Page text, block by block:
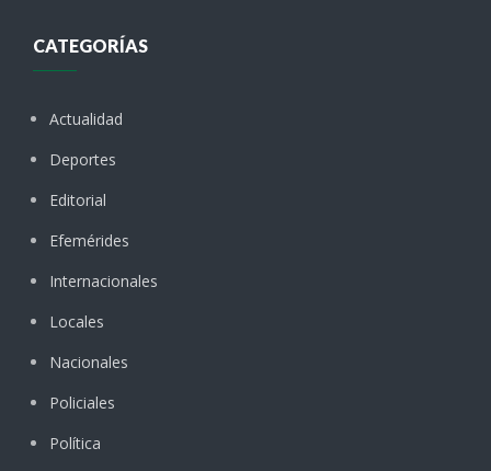
CATEGORÍAS
Actualidad
Deportes
Editorial
Efemérides
Internacionales
Locales
Nacionales
Policiales
Política